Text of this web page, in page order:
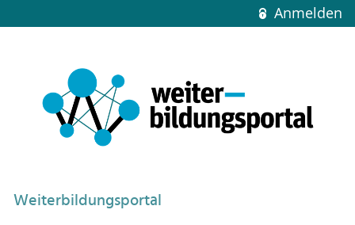
Anmelden
Weiterbildungsportal